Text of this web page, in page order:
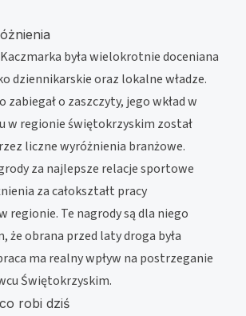
była wielokrotnie doceniana
dziennikarskie oraz lokalne władze.
zabiegał o zaszczyty, jego wkład w
w regionie świętokrzyskim został
liczne wyróżnienia branżowe.
za najlepsze relacje sportowe
za całokształt pracy
regionie. Te nagrody są dla niego
że obrana przed laty droga była
ma realny wpływ na postrzeganie
Świętokrzyskim.
robi dziś